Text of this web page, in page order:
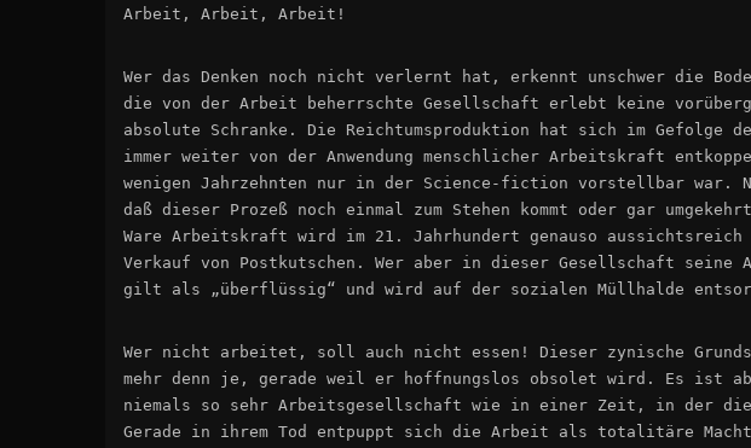
Arbeit, Arbeit, Arbeit!
Wer das Denken noch nicht verlernt hat, erkennt unschwer die
die von der Arbeit beherrschte Gesellschaft erlebt keine
absolute Schranke. Die Reichtumsproduktion hat sich im Gefolge
immer weiter von der Anwendung menschlicher Arbeitskraft
wenigen Jahrzehnten nur in der Science-fiction vorstellbar war.
daß dieser Prozeß noch einmal zum Stehen kommt oder gar
Ware Arbeitskraft wird im 21. Jahrhundert genauso
Verkauf von Postkutschen. Wer aber in dieser Gesellschaft
gilt als „überflüssig“ und wird auf der sozialen Müllhalde
Wer nicht arbeitet, soll auch nicht essen! Dieser zynische
mehr denn je, gerade weil er hoffnungslos obsolet wird. Es ist
niemals so sehr Arbeitsgesellschaft wie in einer Zeit, in der
Gerade in ihrem Tod entpuppt sich die Arbeit als totalitäre